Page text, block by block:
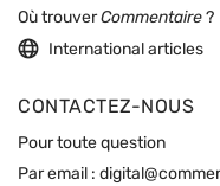
Où trouverCommentaire ?
International articles
CONTACTEZ-NOUS
Pour toute question
Par email :